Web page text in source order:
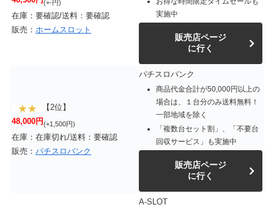
(+-円)
在庫：要確認/送料：要確認
販売： ホームスロット
実施中
販売店ページ
に行く
【2位】
48,000円(+1,500円)
在庫：在庫切れ/送料：要確認
販売： パチスロバンク
パチスロバンク
商品代金合計が50,000円以上の
場合は、１台分のみ送料無料！
一部地域を除く
「複数台セット割」、「不要台
回収サービス」も実施中
販売店ページ
に行く
A-SLOT